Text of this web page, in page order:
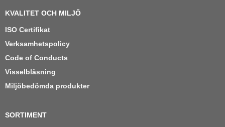
KVALITET OCH MILJÖ
ISO Certifikat
Verksamhetspolicy
Code of Conducts
Visselblåsning
Miljöbedömda produkter
SORTIMENT